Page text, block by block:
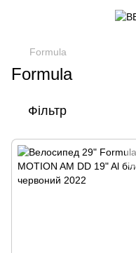
Formula
Formula
Фільтр